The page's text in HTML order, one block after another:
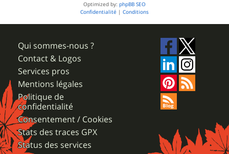
Optimized by: phpBB SEO
Confidentialité | Conditions
Qui sommes-nous ?
Contact & Logos
Services pros
Mentions légales
Politique de
confidentialité
Consentement / Cookies
Stats des traces GPX
Status des services